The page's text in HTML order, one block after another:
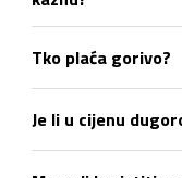
Tko plaća gorivo?
Je li u cijenu